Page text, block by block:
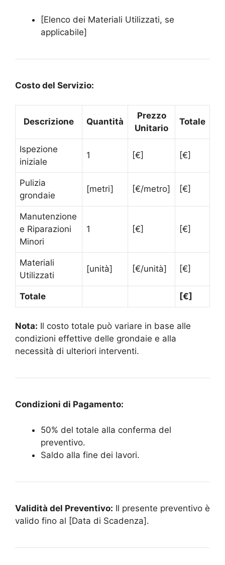
[Elenco dei Materiali Utilizzati, se
applicabile]
Costo del Servizio:
Descrizione Quantità
Prezzo
Unitario
Totale
Ispezione
iniziale
1 [€] [€]
Pulizia
grondaie
[metri] [€/metro] [€]
Manutenzione
e Riparazioni
Minori
1 [€] [€]
Materiali
Utilizzati
[unità] [€/unità] [€]
Totale [€]
Nota: Il costo totale può variare in base alle
condizioni effettive delle grondaie e alla
necessità di ulteriori interventi.
Condizioni di Pagamento:
50% del totale alla conferma del
preventivo.
Saldo alla fine dei lavori.
Validità del Preventivo: Il presente preventivo è
valido fino al [Data di Scadenza].